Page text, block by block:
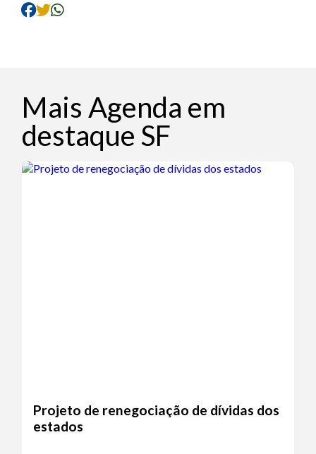
Mais Agenda em
destaque SF
Projeto de renegociação de dívidas dos
estados